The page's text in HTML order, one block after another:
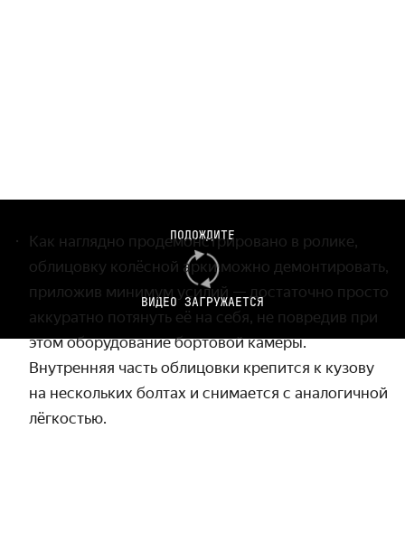
ПОДОЖДИТЕ
ВИДЕО ЗАГРУЖАЕТСЯ
Как наглядно продемонстрировано в ролике,
облицовку колёсной арки можно демонтировать,
приложив минимум усилий — достаточно просто
аккуратно потянуть её на себя, не повредив при
этом оборудование бортовой камеры.
Внутренняя часть облицовки крепится к кузову
на нескольких болтах и снимается с аналогичной
лёгкостью.